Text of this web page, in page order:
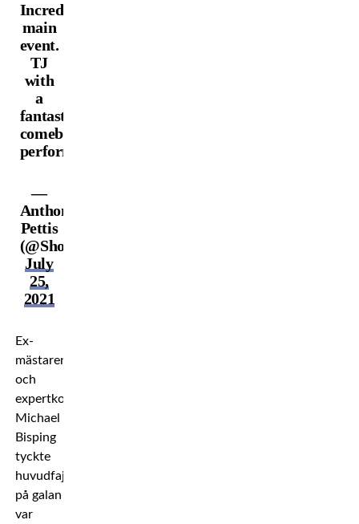
Incredible
main
event.
TJ
with
a
fantastic
comeback
performance.
—
Anthony
Pettis
(@Showtimepettis)
July
25,
2021
Ex-
mästaren
och
expertkommentatorn
Michael
Bisping
tyckte
huvudfajten
på galan
var